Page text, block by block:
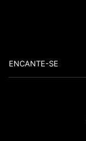
ENCANTE-SE